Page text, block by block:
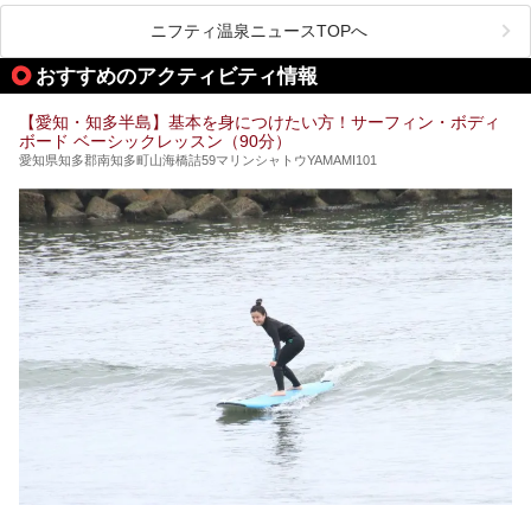
ムリエの目線で紹介していきます！
名古屋市内にはスーパー銭湯や日帰り温泉が多く、「どこに
行こうかな？」と悩んでしまう方も多いと思います。
ぜひこの記事を参考にして「キャナル・リゾート」に出かけ
てみるのはいかがでしょうか？
ニフティ温泉ニュースTOPへ
おすすめのアクティビティ情報
【愛知・知多半島】基本を身につけたい方！サーフィン・ボディ
ボード ベーシックレッスン（90分）
愛知県知多郡南知多町山海橋詰59マリンシャトウYAMAMI101